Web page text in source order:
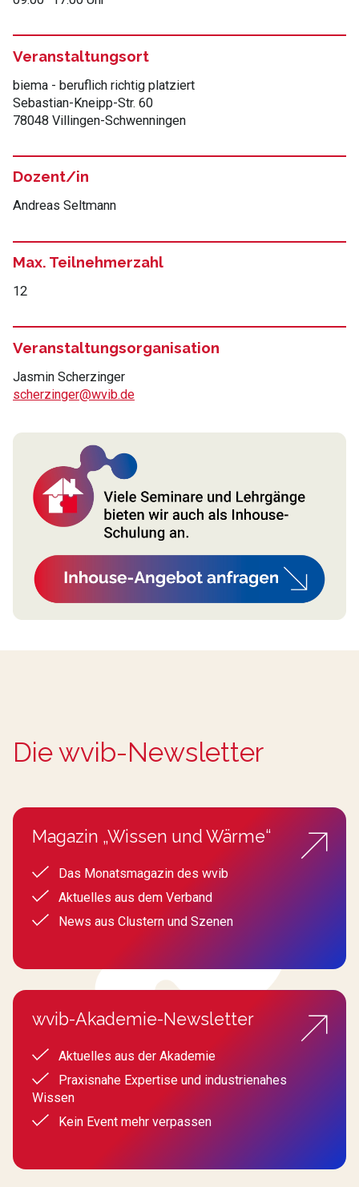
Veranstaltungsort
biema - beruflich richtig platziert
Sebastian-Kneipp-Str. 60
78048 Villingen-Schwenningen
Dozent/in
Andreas Seltmann
Max. Teilnehmerzahl
12
Veranstaltungsorganisation
Jasmin Scherzinger
scherzinger@wvib.de
Die wvib-Newsletter
Magazin „Wissen und Wärme“
Das Monatsmagazin des wvib
Aktuelles aus dem Verband
News aus Clustern und Szenen
wvib-Akademie-Newsletter
Aktuelles aus der Akademie
Praxisnahe Expertise und industrienahes
Wissen
Kein Event mehr verpassen